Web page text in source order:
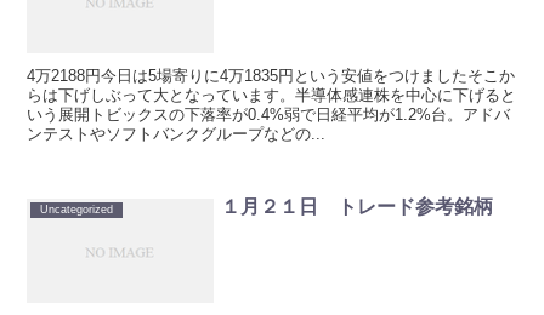
4万2188円今日は5場寄りに4万1835円という安値をつけましたそこか
らは下げしぶって大となっています。半導体感連株を中心に下げると
いう展開トビックスの下落率が0.4%弱で日経平均が1.2%台。アドバ
ンテストやソフトバンクグループなどの...
Uncategorized １月２１日 トレード参考銘柄